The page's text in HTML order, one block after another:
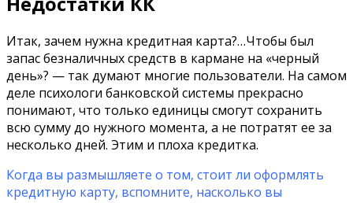
Итак, зачем нужна кредитная карта?…Чтобы был
запас безналичных средств в кармане на «черный
день»? — так думают многие пользователи. На самом
деле психологи банковской системы прекрасно
понимают, что только единицы смогут сохранить
всю сумму до нужного момента, а не потратят ее за
несколько дней. Этим и плоха кредитка.
Когда вы размышляете о том, стоит ли оформлять
кредитную карту, вспомните, насколько вы